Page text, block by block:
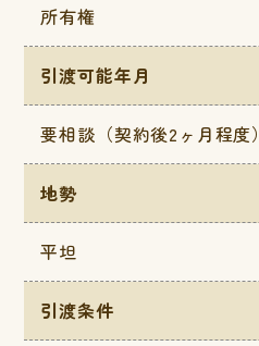
所有権
引渡可能年月
要相談（契約後2ヶ月程度）
地勢
平坦
引渡条件